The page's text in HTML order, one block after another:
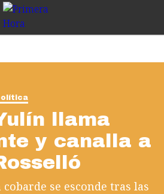
llama
y canalla a
se esconde tras las